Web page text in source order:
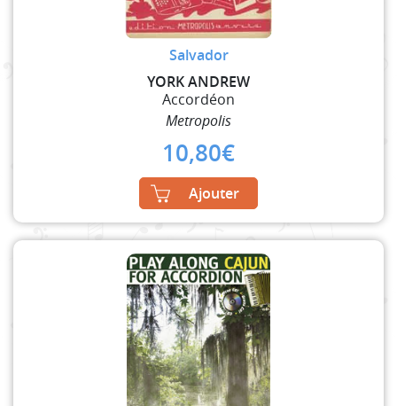
Salvador
YORK ANDREW
Accordéon
Metropolis
10,80€
Ajouter